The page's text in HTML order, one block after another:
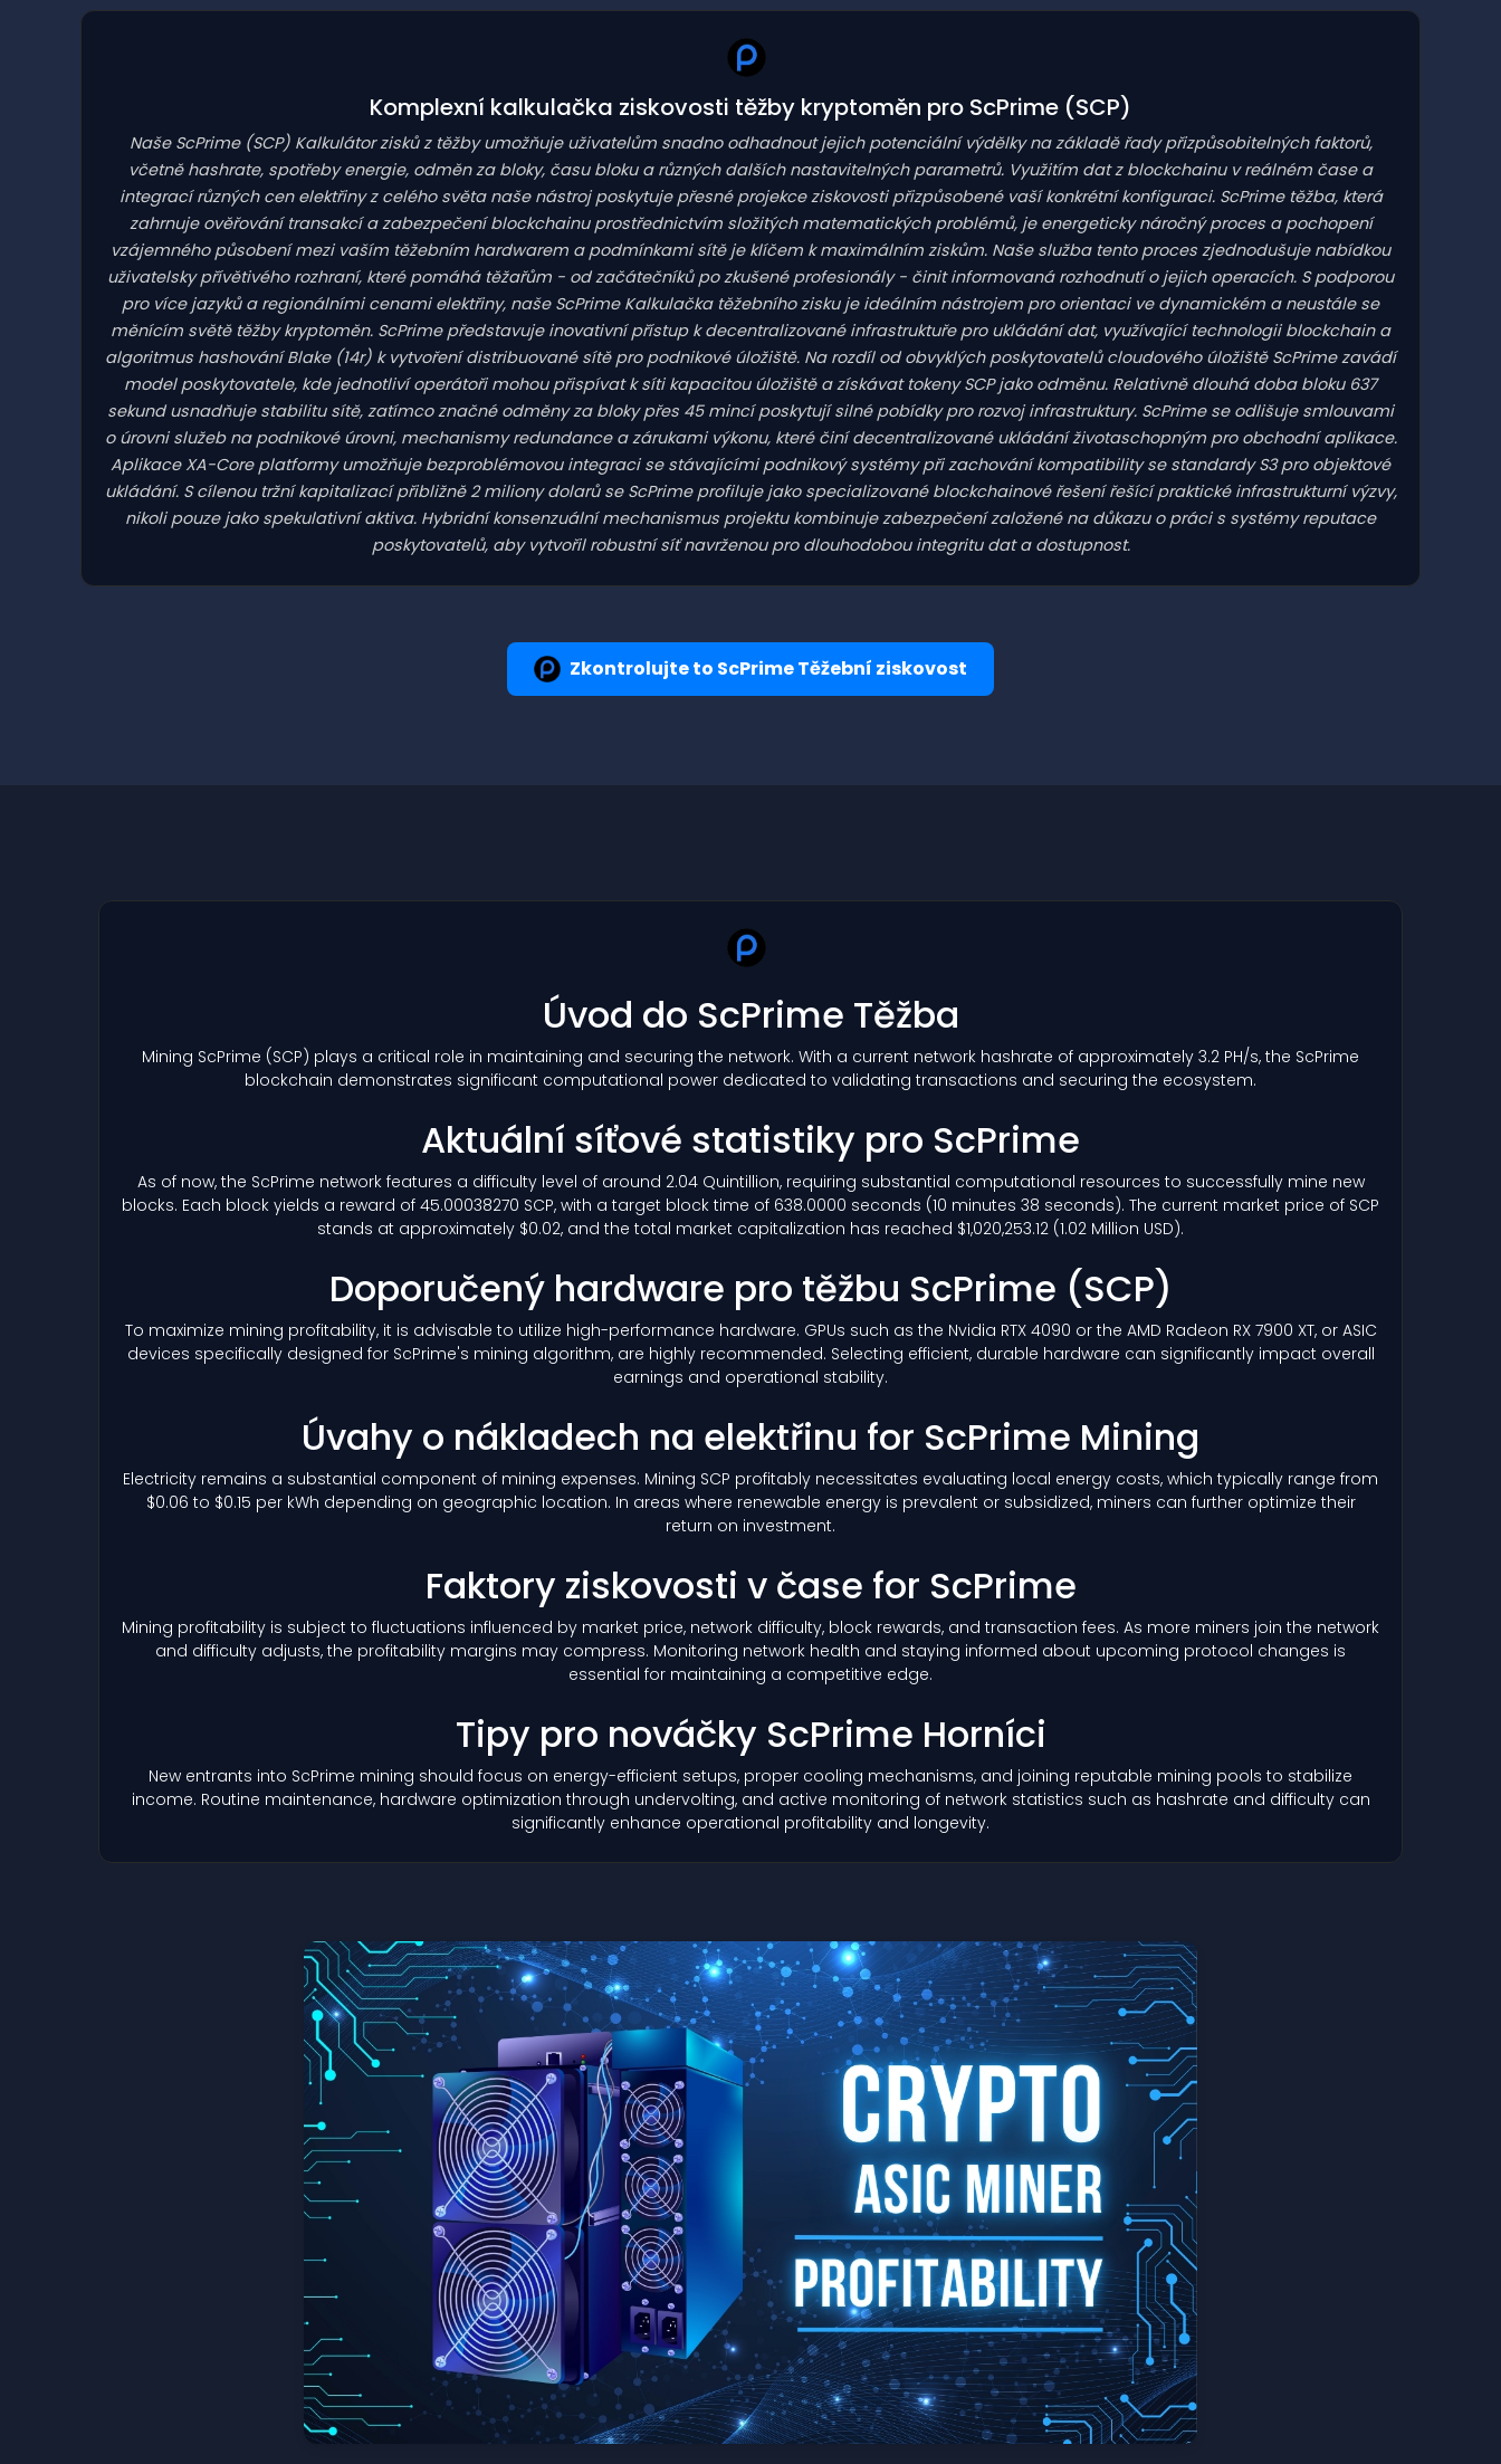
Komplexní kalkulačka ziskovosti těžby kryptoměn pro ScPrime (SCP)
Naše ScPrime (SCP)Kalkulátor zisků z těžby umožňuje uživatelům snadno odhadnout jejich potenciální výdělky na základě řady přizpůsobitelných faktorů,
včetně hashrate, spotřeby energie, odměn za bloky, času bloku a různých dalších nastavitelných parametrů. Využitím dat z blockchainu v reálném čase a
integrací různých cen elektřiny z celého světa naše nástroj poskytuje přesné projekce ziskovosti přizpůsobené vaší konkrétní konfiguraci. ScPrime těžba, která
zahrnuje ověřování transakcí a zabezpečení blockchainu prostřednictvím složitých matematických problémů, je energeticky náročný proces a pochopení
vzájemného působení mezi vaším těžebním hardwarem a podmínkami sítě je klíčem k maximálním ziskům. Naše služba tento proces zjednodušuje nabídkou
uživatelsky přívětivého rozhraní, které pomáhá těžařům - od začátečníků po zkušené profesionály - činit informovaná rozhodnutí o jejich operacích. S podporou
pro více jazyků a regionálními cenami elektřiny, naše ScPrime Kalkulačka těžebního zisku je ideálním nástrojem pro orientaci ve dynamickém a neustále se
měnícím světě těžby kryptoměn. ScPrime představuje inovativní přístup k decentralizované infrastruktuře pro ukládání dat, využívající technologii blockchain a
algoritmus hashování Blake (14r) k vytvoření distribuované sítě pro podnikové úložiště. Na rozdíl od obvyklých poskytovatelů cloudového úložiště ScPrime zavádí
model poskytovatele, kde jednotliví operátoři mohou přispívat k síti kapacitou úložiště a získávat tokeny SCP jako odměnu. Relativně dlouhá doba bloku 637
sekund usnadňuje stabilitu sítě, zatímco značné odměny za bloky přes 45 mincí poskytují silné pobídky pro rozvoj infrastruktury. ScPrime se odlišuje smlouvami
o úrovni služeb na podnikové úrovni, mechanismy redundance a zárukami výkonu, které činí decentralizované ukládání životaschopným pro obchodní aplikace.
Aplikace XA-Core platformy umožňuje bezproblémovou integraci se stávajícími podnikový systémy při zachování kompatibility se standardy S3 pro objektové
ukládání. S cílenou tržní kapitalizací přibližně 2 miliony dolarů se ScPrime profiluje jako specializované blockchainové řešení řešící praktické infrastrukturní výzvy,
nikoli pouze jako spekulativní aktiva. Hybridní konsenzuální mechanismus projektu kombinuje zabezpečení založené na důkazu o práci s systémy reputace
poskytovatelů, aby vytvořil robustní síť navrženou pro dlouhodobou integritu dat a dostupnost.
Zkontrolujte to ScPrime Těžební ziskovost
Úvod do ScPrime Těžba
Mining ScPrime (SCP) plays a critical role in maintaining and securing the network. With a current network hashrate of approximately 3.2 PH/s, the ScPrime
blockchain demonstrates significant computational power dedicated to validating transactions and securing the ecosystem.
Aktuální síťové statistiky pro ScPrime
As of now, the ScPrime network features a difficulty level of around 2.04 Quintillion, requiring substantial computational resources to successfully mine new
blocks. Each block yields a reward of 45.00038270 SCP, with a target block time of 638.0000 seconds (10 minutes 38 seconds). The current market price of SCP
stands at approximately $0.02, and the total market capitalization has reached $1,020,253.12 (1.02 Million USD).
Doporučený hardware pro těžbu ScPrime (SCP)
To maximize mining profitability, it is advisable to utilize high-performance hardware. GPUs such as the Nvidia RTX 4090 or the AMD Radeon RX 7900 XT, or ASIC
devices specifically designed for ScPrime's mining algorithm, are highly recommended. Selecting efficient, durable hardware can significantly impact overall
earnings and operational stability.
Úvahy o nákladech na elektřinu for ScPrime Mining
Electricity remains a substantial component of mining expenses. Mining SCP profitably necessitates evaluating local energy costs, which typically range from
$0.06 to $0.15 per kWh depending on geographic location. In areas where renewable energy is prevalent or subsidized, miners can further optimize their
return on investment.
Faktory ziskovosti v čase for ScPrime
Mining profitability is subject to fluctuations influenced by market price, network difficulty, block rewards, and transaction fees. As more miners join the network
and difficulty adjusts, the profitability margins may compress. Monitoring network health and staying informed about upcoming protocol changes is
essential for maintaining a competitive edge.
Tipy pro nováčky ScPrime Horníci
New entrants into ScPrime mining should focus on energy-efficient setups, proper cooling mechanisms, and joining reputable mining pools to stabilize
income. Routine maintenance, hardware optimization through undervolting, and active monitoring of network statistics such as hashrate and difficulty can
significantly enhance operational profitability and longevity.